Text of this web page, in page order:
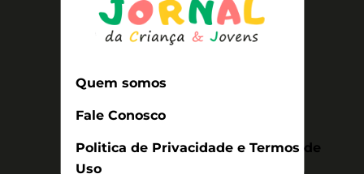
Quem somos
Fale Conosco
Politica de Privacidade e Termos de
Uso